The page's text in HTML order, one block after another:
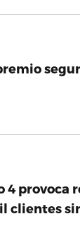
4 provoca
clientes